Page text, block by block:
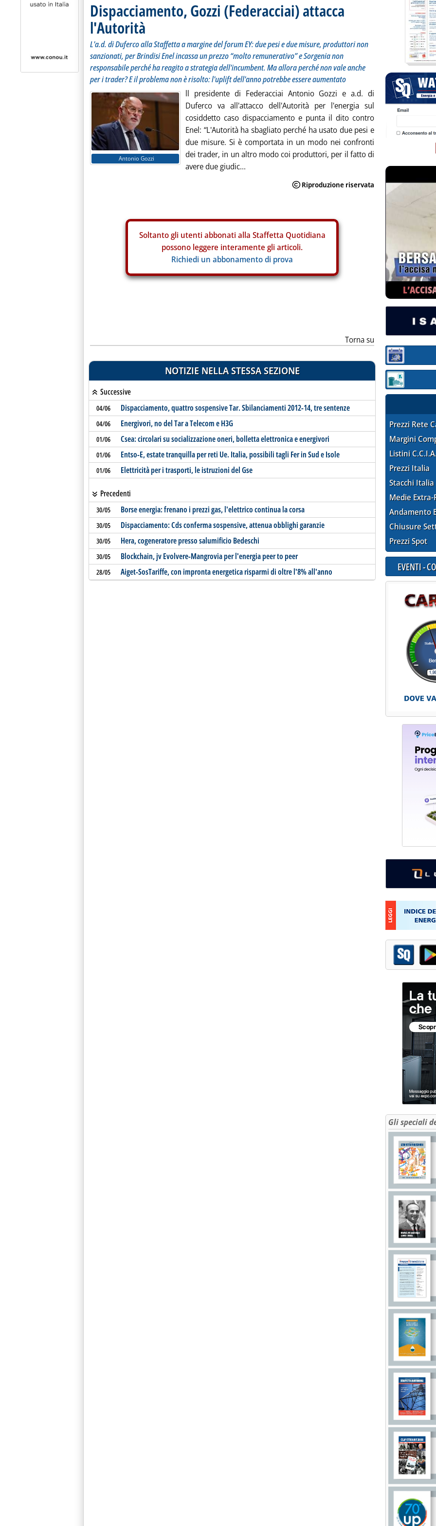
Dispacciamento, Gozzi (Federacciai) attacca
l'Autorità
L'a.d. di Duferco alla Staffetta a margine del forum EY: due pesi e due misure, produttori non
sanzionati, per Brindisi Enel incassa un prezzo “molto remunerativo” e Sorgenia non
responsabile perché ha reagito a strategia dell'incumbent. Ma allora perché non vale anche
per i trader? E il problema non è risolto: l'uplift dell'anno potrebbe essere aumentato
Antonio Gozzi
ll presidente di Federacciai Antonio Gozzi e a.d. di
Duferco va all'attacco dell'Autorità per l'energia sul
cosiddetto caso dispacciamento e punta il dito contro
Enel: “L'Autorità ha sbagliato perché ha usato due pesi e
due misure. Si è comportata in un modo nei confronti
dei trader, in un altro modo coi produttori, per il fatto di
avere due giudic...
Soltanto gli utenti abbonati alla Staffetta Quotidiana
possono leggere interamente gli articoli.
Richiedi un abbonamento di prova
Torna su
NOTIZIE NELLA STESSA SEZIONE
Successive
04/06 Dispacciamento, quattro sospensive Tar. Sbilanciamenti 2012-14, tre sentenze
04/06 Energivori, no del Tar a Telecom e H3G
01/06 Csea: circolari su socializzazione oneri, bolletta elettronica e energivori
01/06 Entso-E, estate tranquilla per reti Ue. Italia, possibili tagli Fer in Sud e Isole
01/06 Elettricità per i trasporti, le istruzioni del Gse
Precedenti
30/05 Borse energia: frenano i prezzi gas, l'elettrico continua la corsa
30/05 Dispacciamento: Cds conferma sospensive, attenua obblighi garanzie
30/05 Hera, cogeneratore presso salumificio Bedeschi
30/05 Blockchain, jv Evolvere-Mangrovia per l'energia peer to peer
28/05 Aiget-SosTariffe, con impronta energetica risparmi di oltre l'8% all'anno
Sezione:
Sezione:
Prezzi Rete
Margini
Listini
Prezzi Italia
Stacchi Italia
Medie Extra-
Andamento
Chiusure
Prezzi Spot
EVENTI -
Gli speciali